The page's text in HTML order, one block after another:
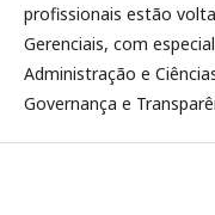
profissionais estão
Gerenciais, com
Administração e
Governança e